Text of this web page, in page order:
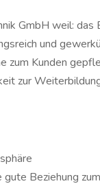
GmbH weil:
und
zum Kunden
zur
gute Beziehung